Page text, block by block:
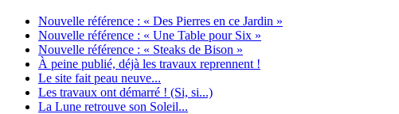
Nouvelle référence : « Des Pierres en ce Jardin »
Nouvelle référence : « Une Table pour Six »
Nouvelle référence : « Steaks de Bison »
À peine publié, déjà les travaux reprennent !
Le site fait peau neuve...
Les travaux ont démarré ! (Si, si...)
La Lune retrouve son Soleil...